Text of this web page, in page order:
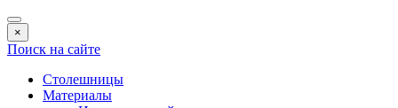
×
Поиск на сайте
Столешницы
Материалы